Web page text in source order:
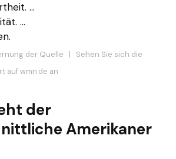
...
...
der Quelle | Sehen Sie sich die
auf wmn.de an
der
Amerikaner